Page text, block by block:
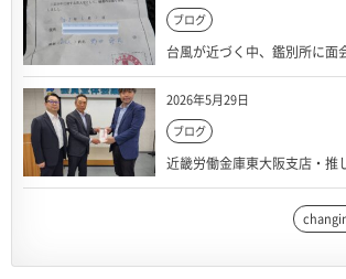
ブログ
台風が近づく中、鑑別所に面
2026年5月29日
ブログ
近畿労働金庫東大阪支店・推